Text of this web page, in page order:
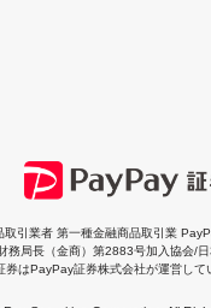
取引業者 第一種金融商品取引業
務局長（金商）第2883号加入協会/
券はPayPay証券株式会社が運営して